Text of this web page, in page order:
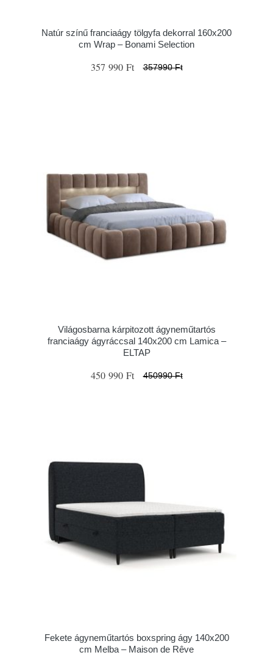
Natúr színű franciaágy tölgyfa dekorral 160x200
cm Wrap – Bonami Selection
357 990 Ft 357990 Ft
Világosbarna kárpitozott ágyneműtartós
franciaágy ágyráccsal 140x200 cm Lamica –
ELTAP
450 990 Ft 450990 Ft
Fekete ágyneműtartós boxspring ágy 140x200
cm Melba – Maison de Rêve